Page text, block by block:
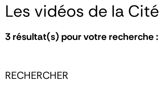
Les vidéos de la Cité
3résultat(s) pour votre recherche :
RECHERCHER